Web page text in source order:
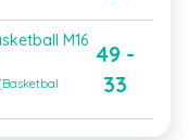
M16
49 -
33